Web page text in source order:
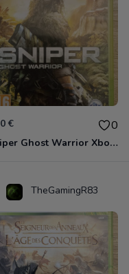
€ 0
Sniper Ghost Warrior Xbox 360
TheGamingR83